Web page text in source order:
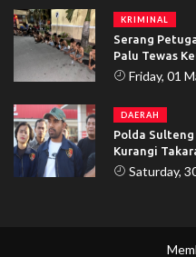
KRIMINAL
Serang
Palu Tewas
Friday, 01
DAERAH
Polda Sulteng
Kurangi
Saturday,